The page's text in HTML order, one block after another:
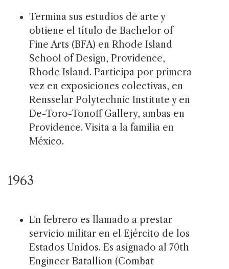
Termina sus estudios de arte y
obtiene el título de Bachelor of
Fine Arts (BFA) en Rhode Island
School of Design, Providence,
Rhode Island. Participa por primera
vez en exposiciones colectivas, en
Rensselar Polytechnic Institute y en
De-Toro-Tonoff Gallery, ambas en
Providence. Visita a la familia en
México.
1963
En febrero es llamado a prestar
servicio militar en el Ejército de los
Estados Unidos. Es asignado al 70th
Engineer Batallion (Combat